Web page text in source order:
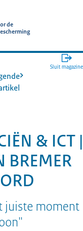
de
Sluit magazine
& ICT |
BREMER
juiste moment